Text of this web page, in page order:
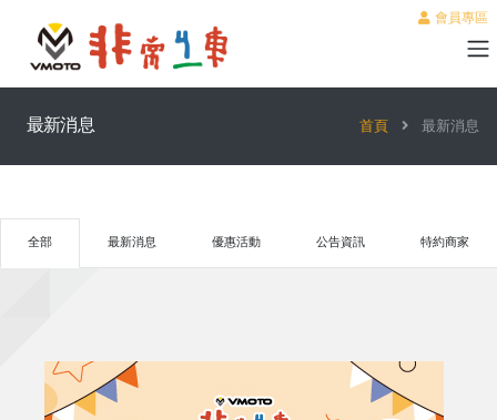
會員專區
最新消息 首頁 最新消息
全部 最新消息 優惠活動 公告資訊 特約商家